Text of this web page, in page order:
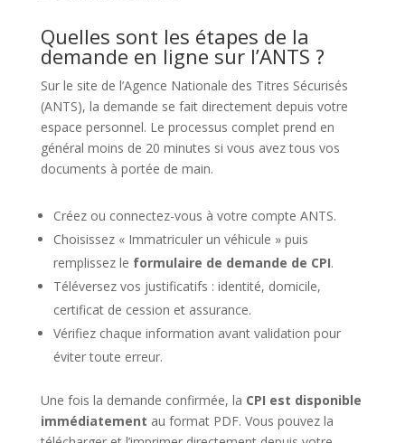
Quelles sont les étapes de la
demande en ligne sur l’ANTS ?
Sur le site de l’Agence Nationale des Titres Sécurisés
(ANTS), la demande se fait directement depuis votre
espace personnel. Le processus complet prend en
général moins de 20 minutes si vous avez tous vos
documents à portée de main.
Créez ou connectez-vous à votre compte ANTS.
Choisissez « Immatriculer un véhicule » puis
remplissez le formulaire de demande de CPI.
Téléversez vos justificatifs : identité, domicile,
certificat de cession et assurance.
Vérifiez chaque information avant validation pour
éviter toute erreur.
Une fois la demande confirmée, la CPI est disponible
immédiatement au format PDF. Vous pouvez la